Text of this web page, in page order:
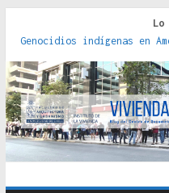
Genocidios indígenas en
Estudios sobre la
políticas, prácticas y
Donde el pedernal choca
crítica de las fronteras
Criterios técnicos para
Red de consultorios de la
Santiago : un patrimonio